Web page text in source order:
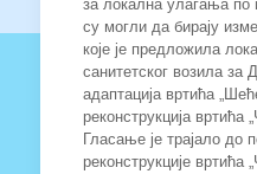
за локална улагања по
су могли да бирају
које је предложила
санитетског возила
адаптација вртића
реконструкција вртића
Гласање је трајало до
реконструкције вртића